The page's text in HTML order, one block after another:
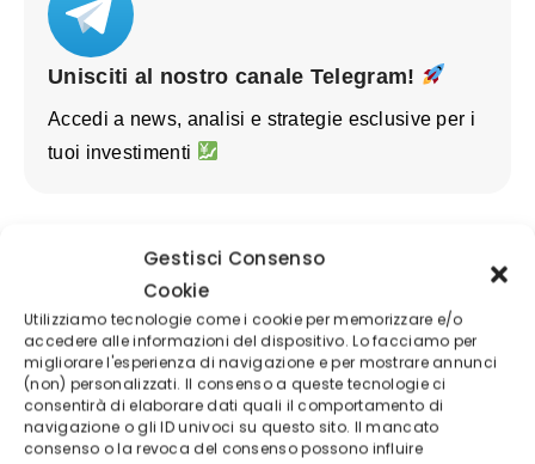
Gestisci Consenso
Cookie
Utilizziamo tecnologie come i cookie per memorizzare e/o
accedere alle informazioni del dispositivo. Lo facciamo per
migliorare l'esperienza di navigazione e per mostrare annunci
(non) personalizzati. Il consenso a queste tecnologie ci
consentirà di elaborare dati quali il comportamento di
navigazione o gli ID univoci su questo sito. Il mancato
consenso o la revoca del consenso possono influire
Unisciti al nostro canale Telegram!
Accedi a news, analisi e strategie esclusive per i
tuoi investimenti